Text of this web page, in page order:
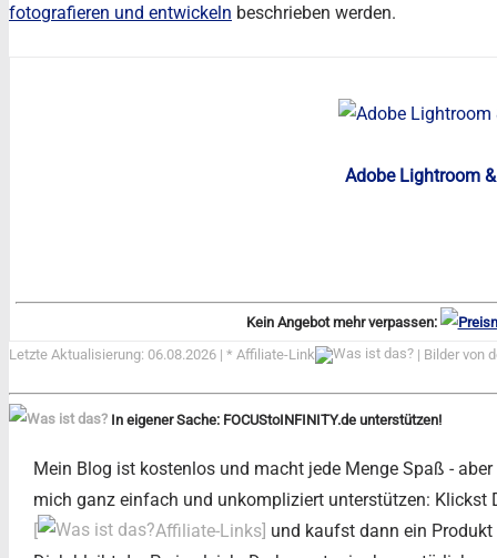
fotografieren und entwickeln beschrieben werden.
Adobe Lightroom
Kein Angebot mehr verpassen:
Letzte Aktualisierung: 06.08.2026 | * Affiliate-Link | Bilder von
In eigener Sache: FOCUStoINFINITY.de unterstützen!
Mein Blog ist kostenlos und macht jede Menge Spaß -
mich ganz einfach und unkompliziert unterstützen: Klickst
[
Affiliate-Links] und kaufst dann ein